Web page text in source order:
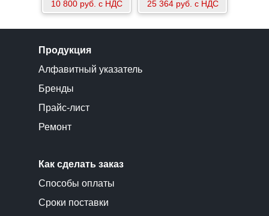
10 800 руб. с НДС 25 364 руб. с НДС
Продукция
Алфавитный указатель
Бренды
Прайс-лист
Ремонт
Как сделать заказ
Способы оплаты
Сроки поставки